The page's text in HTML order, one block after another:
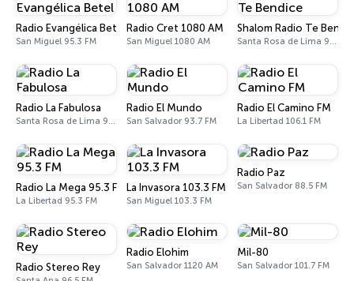
Radio Evangélica Betel
San Miguel 95.3 FM
Radio Cret 1080 AM
San Miguel 1080 AM
Shalom Radio Te
Santa Rosa de Lima 90.5 FM
Radio La Fabulosa
Santa Rosa de Lima 94.1 FM
Radio El Mundo
San Salvador 93.7 FM
Radio El Camino FM
La Libertad 106.1 FM
Radio La Mega 95.3 FM
La Libertad 95.3 FM
La Invasora 103.3 FM
San Miguel 103.3 FM
Radio Paz
San Salvador 88.5 FM
Radio Stereo Rey
Radio Elohim
San Salvador 1120 AM
Mil-80
San Salvador 101.7 FM